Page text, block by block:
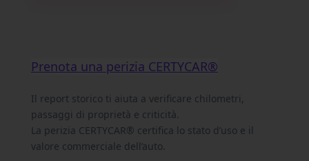
Prenota una perizia CERTYCAR®
Il report storico ti aiuta a verificare chilometri,
passaggi di proprietà e criticità.
La perizia CERTYCAR® certifica lo stato d’uso e il
valore commerciale dell’auto.